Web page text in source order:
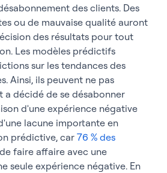
des clients. Des
ou de mauvaise qualité auront
des résultats pour tout
Les modèles prédictifs
sur les tendances des
Ainsi, ils peuvent ne pas
a décidé de se désabonner
d'une expérience négative
lacune importante en
prédictive, car 76 % des
faire affaire avec une
seule expérience négative. En